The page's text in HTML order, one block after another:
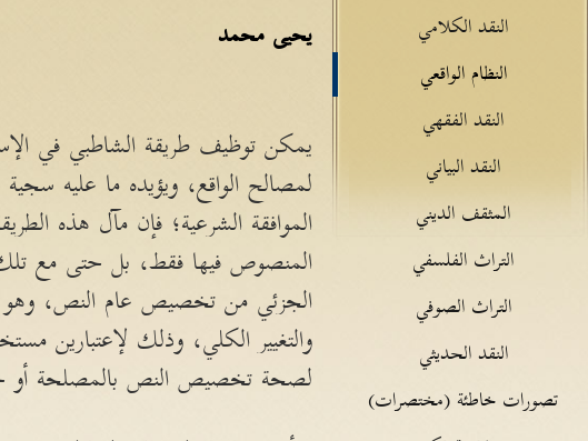
يحيى محمد
يمكن توظيف طريقة الشاطبي في
لمصالح الواقع، ويؤيده ما عليه
الموافقة الشرعية؛ فإن مآل هذه
المنصوص فيها فقط، بل حتى مع تلك
الجزئي من تخصيص عام النص، وهو
والتغيير الكلي، وذلك لإعتبارين
لصحة تخصيص النص بالمصلحة أو
النقد الكلامي
النظام الواقعي
النقد الفقهي
النقد البياني
المثقف الديني
التراث الفلسفي
التراث الصوفي
النقد الحديثي
تصورات خاطئة (مختصرات)